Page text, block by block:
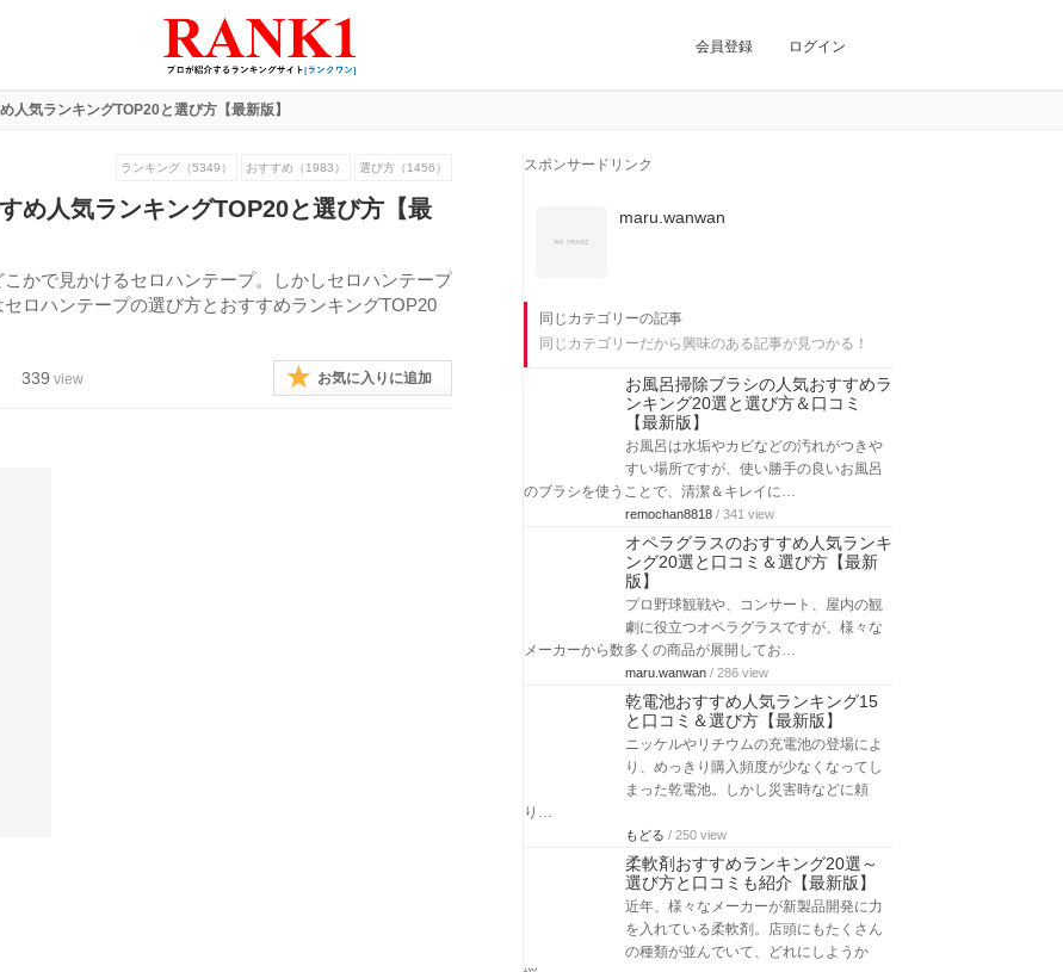
会員登録 ログイン
人気ランキングTOP20と選び方【最新版】
ランキング（5349） おすすめ（1983） 選び方（1456）
め人気ランキングTOP20と選び方【最
かで見かけるセロハンテープ。しかしセロハンテープ
ロハンテープの選び方とおすすめランキングTOP20
339 view お気に入りに追加
スポンサードリンク
maru.wanwan
同じカテゴリーの記事
同じカテゴリーだから興味のある記事が見つかる！
お風呂掃除ブラシの人気おすすめラ
ンキング20選と選び方＆口コミ
【最新版】
お風呂は水垢やカビなどの汚れがつきや
すい場所ですが、使い勝手の良いお風呂
のブラシを使うことで、清潔＆キレイに…
remochan8818 / 341 view
オペラグラスのおすすめ人気ランキ
ング20選と口コミ＆選び方【最新
版】
プロ野球観戦や、コンサート、屋内の観
劇に役立つオペラグラスですが、様々な
メーカーから数多くの商品が展開してお…
maru.wanwan / 286 view
乾電池おすすめ人気ランキング15
と口コミ＆選び方【最新版】
ニッケルやリチウムの充電池の登場によ
り、めっきり購入頻度が少なくなってし
まった乾電池。しかし災害時などに頼
り…
もどる / 250 view
柔軟剤おすすめランキング20選～
選び方と口コミも紹介【最新版】
近年、様々なメーカーが新製品開発に力
を入れている柔軟剤。店頭にもたくさん
の種類が並んでいて、どれにしようか